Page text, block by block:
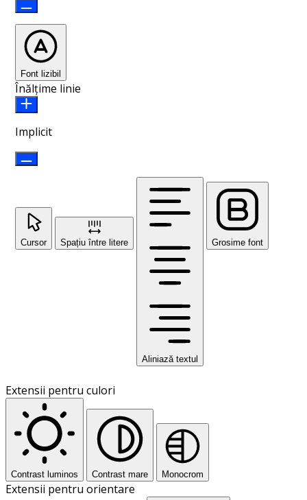
Font lizibil
Înălțime linie
Implicit
Cursor Spațiu între litere
Aliniază textul
Grosime font
Extensii pentru culori
Contrast luminos Contrast mare Monocrom
Extensii pentru orientare